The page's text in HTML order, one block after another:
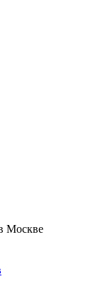
Москве